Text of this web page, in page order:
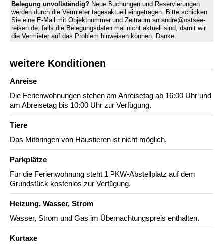
Belegung unvollständig? Neue Buchungen und Reservierungen
werden durch die Vermieter tagesaktuell eingetragen. Bitte schicken
Sie eine E-Mail mit Objektnummer und Zeitraum an andre@ostsee-
reisen.de, falls die Belegungsdaten mal nicht aktuell sind, damit wir
die Vermieter auf das Problem hinweisen können. Danke.
weitere Konditionen
Anreise
Die Ferienwohnungen stehen am Anreisetag ab 16:00 Uhr und
am Abreisetag bis 10:00 Uhr zur Verfügung.
Tiere
Das Mitbringen von Haustieren ist nicht möglich.
Parkplätze
Für die Ferienwohnung steht 1 PKW-Abstellplatz auf dem
Grundstück kostenlos zur Verfügung.
Heizung, Wasser, Strom
Wasser, Strom und Gas im Übernachtungspreis enthalten.
Kurtaxe